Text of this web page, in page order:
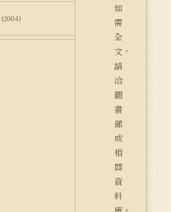
(2004)
如
需
全
文，
請
洽
圖
書
館
或
相
關
資
料